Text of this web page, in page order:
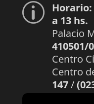
p Horario:
a 13 hs.
Palacio
410501/
Centro
Centro
147/